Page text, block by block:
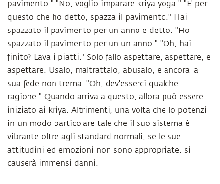
pavimento." "No, voglio imparare kriya yoga." "E' per
questo che ho detto, spazza il pavimento." Hai
spazzato il pavimento per un anno e detto: "Ho
spazzato il pavimento per un un anno." "Oh, hai
finito? Lava i piatti." Solo fallo aspettare, aspettare, e
aspettare. Usalo, maltrattalo, abusalo, e ancora la
sua fede non trema: "Oh, dev'esserci qualche
ragione." Quando arriva a questo, allora può essere
iniziato ai kriya. Altrimenti, una volta che lo potenzi
in un modo particolare tale che il suo sistema è
vibrante oltre agli standard normali, se le sue
attitudini ed emozioni non sono appropriate, si
causerà immensi danni.